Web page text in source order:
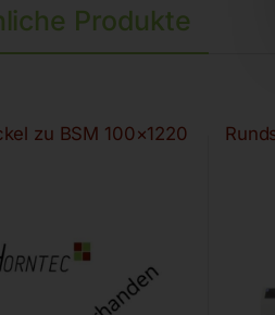
Produkte
zu BSM 100×1220